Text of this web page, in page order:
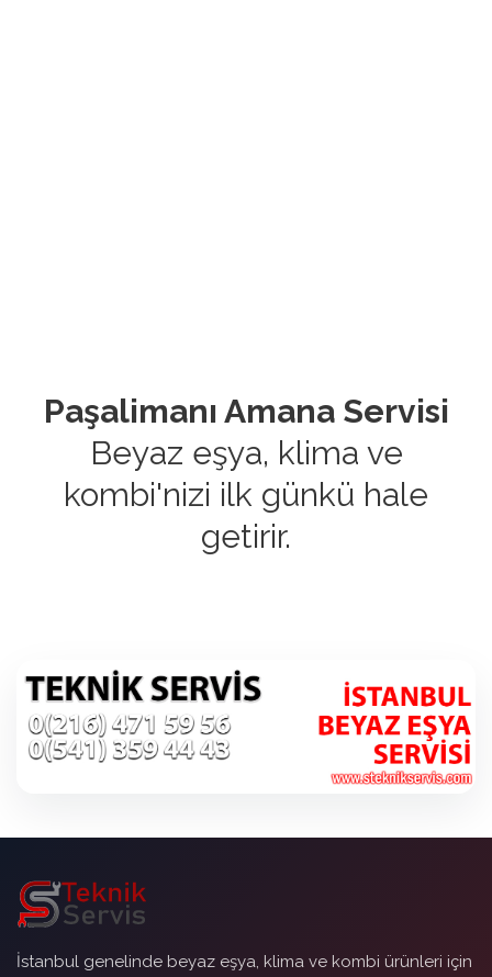
Paşalimanı Amana Servisi
Beyaz eşya, klima ve
kombi'nizi ilk günkü hale
getirir.
İstanbul genelinde beyaz eşya, klima ve kombi ürünleri için